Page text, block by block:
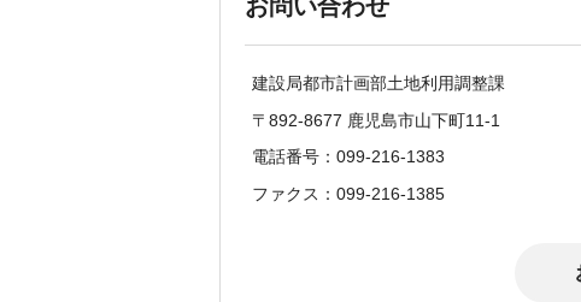
お問い合わせ
建設局都市計画部土地利用調整課
〒892-8677 鹿児島市山下町11-1
電話番号：099-216-1383
ファクス：099-216-1385